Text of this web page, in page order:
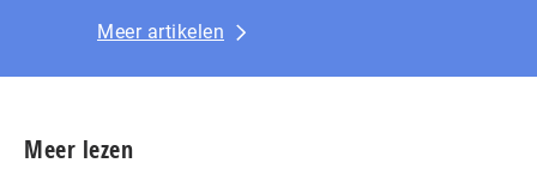
Meer artikelen
Meer lezen